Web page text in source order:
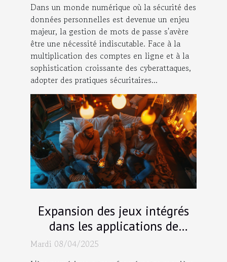
Dans un monde numérique où la sécurité des
données personnelles est devenue un enjeu
majeur, la gestion de mots de passe s'avère
être une nécessité indiscutable. Face à la
multiplication des comptes en ligne et à la
sophistication croissante des cyberattaques,
adopter des pratiques sécuritaires...
Expansion des jeux intégrés
dans les applications de
messagerie pour renforcer les
Mardi 08/04/2025